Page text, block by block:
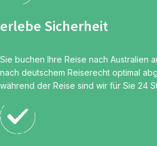
erlebe Sicherheit
Sie buchen Ihre Reise nach Australien
nach deutschem Reiserecht optimal
während der Reise sind wir für Sie 24